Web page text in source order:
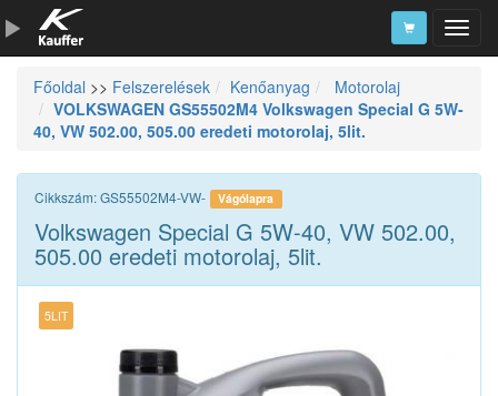
Szerszámkatalógus
Kosár
Alkatrészek
Főoldal >> Felszerelések Kenőanyag
Motorolaj
VOLKSWAGEN GS55502M4 Volkswagen Special G 5W-
40, VW 502.00, 505.00 eredeti motorolaj, 5lit.
Cikkszám: GS55502M4-VW- Vágólapra
Volkswagen Special G 5W-40, VW 502.00,
505.00 eredeti motorolaj, 5lit.
5LIT